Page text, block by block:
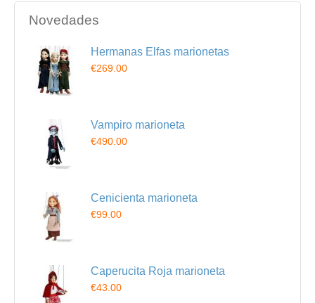
Novedades
Hermanas Elfas marionetas
€269.00
Vampiro marioneta
€490.00
Cenicienta marioneta
€99.00
Caperucita Roja marioneta
€43.00